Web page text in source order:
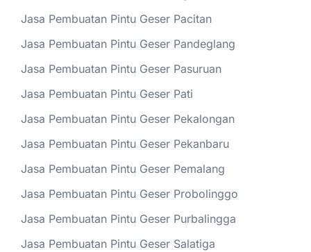
Jasa Pembuatan Pintu Geser Pacitan
Jasa Pembuatan Pintu Geser Pandeglang
Jasa Pembuatan Pintu Geser Pasuruan
Jasa Pembuatan Pintu Geser Pati
Jasa Pembuatan Pintu Geser Pekalongan
Jasa Pembuatan Pintu Geser Pekanbaru
Jasa Pembuatan Pintu Geser Pemalang
Jasa Pembuatan Pintu Geser Probolinggo
Jasa Pembuatan Pintu Geser Purbalingga
Jasa Pembuatan Pintu Geser Salatiga